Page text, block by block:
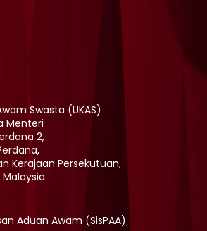
Swasta (UKAS)
Menteri
2,
Kerajaan Persekutuan,
Aduan Awam (SisPAA)